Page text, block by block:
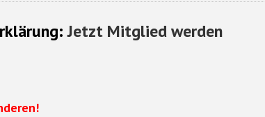
Jetzt Mitglied werden